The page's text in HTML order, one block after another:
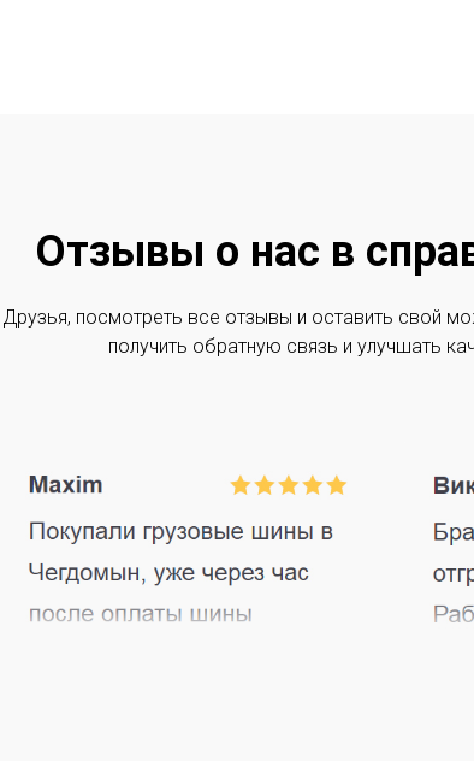
Отзывы о нас в
Друзья, посмотреть все отзывы и оставить свой
получить обратную связь и улучшать